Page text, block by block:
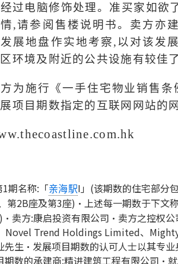
过电脑修饰处理。准买家如欲
,请参阅售楼说明书。卖方亦
展地盘作实地考察, 以对该发
环境及附近的公共设施有较佳了
为施行《一手住宅物业销售条
项目期数指定的互联网网站的
期名称:「亲海駅I」(该期数的住宅部分
第2B座及第3座)‧上述每一期数于下文
卖方:康启投资有限公司‧卖方之控权
Trend Holdings Limited、
生‧发展项目期数的认可人士以其专
数的承建商:精进建筑工程有限公司‧